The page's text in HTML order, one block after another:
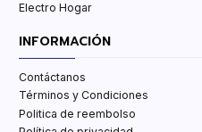
Electro Hogar
INFORMACIÓN
Contáctanos
Términos y Condiciones
Politica de reembolso